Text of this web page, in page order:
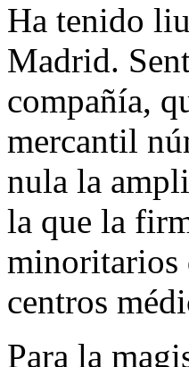
Ha tenido
Madrid.
compañía,
mercantil
nula la
la que la
minoritarios
centros
Para la